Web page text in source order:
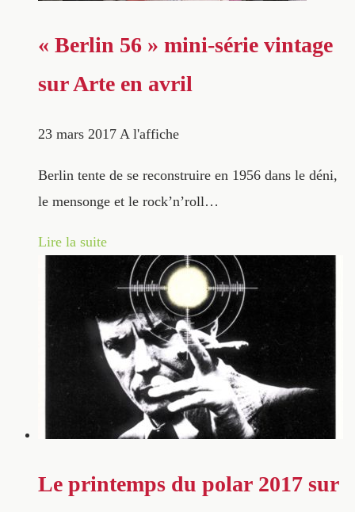
« Berlin 56 » mini-série vintage
sur Arte en avril
23 mars 2017 A l'affiche
Berlin tente de se reconstruire en 1956 dans le déni,
le mensonge et le rock’n’roll…
Lire la suite
Le printemps du polar 2017 sur